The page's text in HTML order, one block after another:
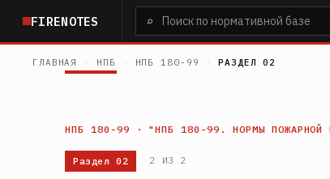
основному
содержанию
FIRENOTES ⌕
ГЛАВНАЯ НПБ НПБ 180-99 РАЗДЕЛ 02
НПБ 180-99 · "НПБ 180-99. НОРМЫ ПОЖАРНОЙ
Раздел 02 2 ИЗ 2